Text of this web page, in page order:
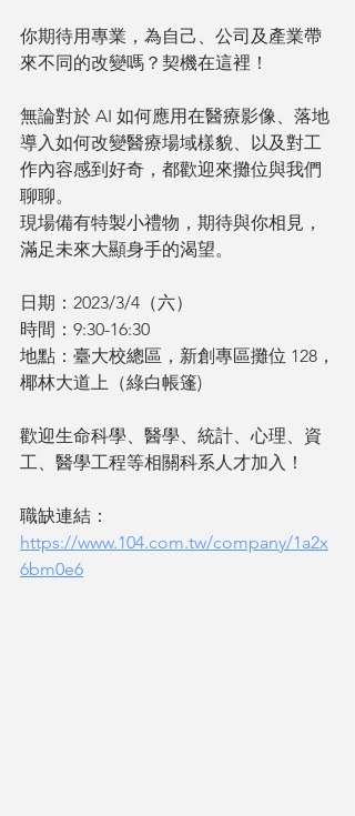
你期待用專業，為自己、公司及產業帶
來不同的改變嗎？契機在這裡！
無論對於 AI 如何應用在醫療影像、落地
導入如何改變醫療場域樣貌、以及對工
作內容感到好奇，都歡迎來攤位與我們
聊聊。
現場備有特製小禮物，期待與你相見，
滿足未來大顯身手的渴望。
日期：2023/3/4（六）
時間：9:30-16:30
地點：臺大校總區，新創專區攤位 128，
椰林大道上（綠白帳篷)
歡迎生命科學、醫學、統計、心理、資
工、醫學工程等相關科系人才加入！
職缺連結：
https://www.104.com.tw/company/1a2x
6bm0e6